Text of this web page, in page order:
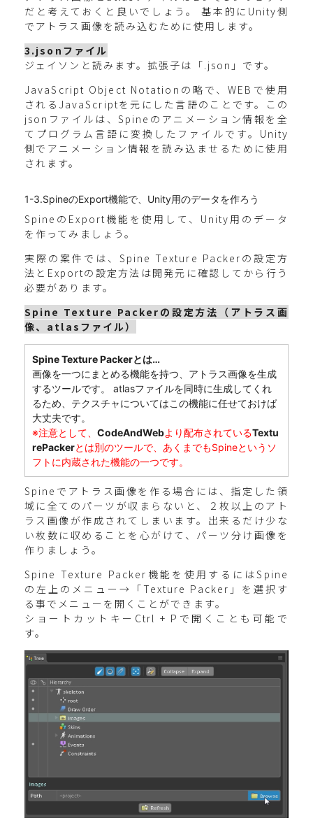
だと考えておくと良いでしょう。 基本的にUnity側
でアトラス画像を読み込むために使用します。
3.jsonファイル
ジェイソンと読みます。拡張子は「.json」です。
JavaScript Object Notationの略で、WEBで使用
されるJavaScriptを元にした言語のことです。この
jsonファイルは、Spineのアニメーション情報を全
てプログラム言語に変換したファイルです。Unity
側でアニメーション情報を読み込ませるために使用
されます。
1-3.SpineのExport機能で、Unity用のデータを作ろう
SpineのExport機能を使用して、Unity用のデータ
を作ってみましょう。
実際の案件では、Spine Texture Packerの設定方
法とExportの設定方法は開発元に確認してから行う
必要があります。
Spine Texture Packerの設定方法（アトラス画
像、atlasファイル）
Spine Texture Packerとは…
画像を一つにまとめる機能を持つ、アトラス画像を生成
するツールです。 atlasファイルを同時に生成してくれ
るため、テクスチャについてはこの機能に任せておけば
大丈夫です。
※注意として、 CodeAndWebより配布されているTextu
rePackerとは別のツールで、あくまでもSpineというソ
フトに内蔵された機能の一つです。
Spineでアトラス画像を作る場合には、指定した領
域に全てのパーツが収まらないと、２枚以上のアト
ラス画像が作成されてしまいます。出来るだけ少な
い枚数に収めることを心がけて、パーツ分け画像を
作りましょう。
Spine Texture Packer機能を使用するにはSpine
の左上のメニュー→「Texture Packer」を選択す
る事でメニューを開くことができます。
ショートカットキーCtrl + Pで開くことも可能で
す。